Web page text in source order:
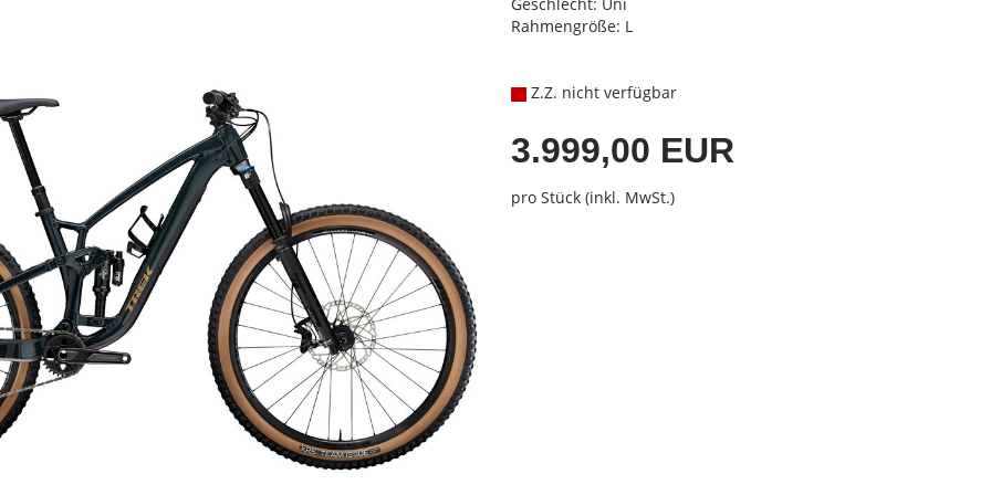
Rahmengröße: L
Z.Z. nicht verfügbar
3.999,00 EUR
pro Stück (inkl. MwSt.)